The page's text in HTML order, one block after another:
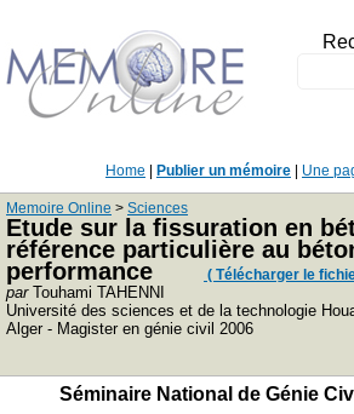
Home Publier un mémoire Une
Memoire Online > Sciences
Etude sur la fissuration en
référence particulière au
performance
( Télécharger le
parTouhami TAHENNI
Université des sciences et de la technologie
Alger - Magister en génie civil 2006
Séminaire National de Génie